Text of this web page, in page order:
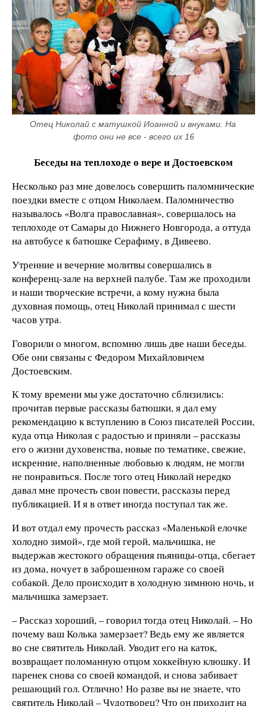
Отец Николай с матушкой Иоанной и внуками. На
фото они не все - всего их 16
Беседы на теплоходе о вере и Достоевском
Несколько раз мне довелось совершить паломнические
поездки вместе с отцом Николаем. Паломничество
называлось «Волга православная», совершалось на
теплоходе от Самары до Нижнего Новгорода, а оттуда
на автобусе к батюшке Серафиму, в Дивеево.
Утренние и вечерние молитвы совершались в
конференц-зале на верхней палубе. Там же проходили
и наши творческие встречи, а кому нужна была
духовная помощь, отец Николай принимал с шести
часов утра.
Говорили о многом, вспомню лишь две наши беседы.
Обе они связаны с Федором Михайловичем
Достоевским.
К тому времени мы уже достаточно сблизились:
прочитав первые рассказы батюшки, я дал ему
рекомендацию к вступлению в Союз писателей России,
куда отца Николая с радостью и приняли – рассказы
его о жизни духовенства, новые по тематике, свежие,
искренние, наполненные любовью к людям, не могли
не понравиться. После того отец Николай нередко
давал мне прочесть свои повести, рассказы перед
публикацией. И я в ответ иногда поступал так же.
И вот отдал ему прочесть рассказ «Маленькой елочке
холодно зимой», где мой герой, мальчишка, не
выдержав жестокого обращения пьяницы-отца, сбегает
из дома, ночует в заброшенном гараже со своей
собакой. Дело происходит в холодную зимнюю ночь, и
мальчишка замерзает.
– Рассказ хороший, – говорил тогда отец Николай. – Но
почему ваш Колька замерзает? Ведь ему же является
во сне святитель Николай. Уводит его на каток,
возвращает поломанную отцом хоккейную клюшку. И
паренек снова со своей командой, и снова забивает
решающий гол. Отлично! Но разве вы не знаете, что
святитель Николай – Чудотворец? Что он приходит на